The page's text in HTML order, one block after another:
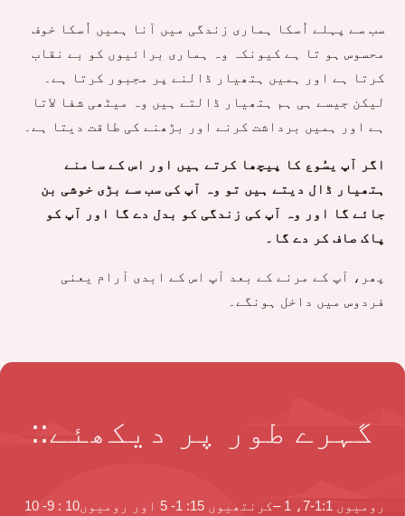
سب سے پہلے اُسکا ہماری زندگی میں آنا ہمیں اُسکا خوف
محسوس ہو تا ہے کیونکہ وہ ہماری برائیوں کو بے نقاب
کرتا ہے اور ہمیں ہتھیار ڈالنے پر مجبور کرتا ہے۔
لیکن جیسے ہی ہم ہتھیار ڈالتے ہیں وہ میٹھی شفا لاتا
ہے اور ہمیں برداشت کرنے اور بڑھنے کی طاقت دیتا ہے۔
اگر آپ یسُوع کا پیچھا کرتے ہیں اور اس کے سامنے
ہتھیار ڈال دیتے ہیں تو وہ آپ کی سب سے بڑی خوشی بن
جائے گا اور وہ آپ کی زندگی کو بدل دے گا اور آپ کو
پاک صاف کر دے گا۔
پھر، آپ کے مرنے کے بعد آپ اس کے ابدی آرام یعنی
فردوس میں داخل ہونگے۔
گہرے طور پر دیکھئے::
رومیوں 1:1-7، 1 –کرنتھیوں 15: 1- 5 اور رومیوں10 : 9- 10